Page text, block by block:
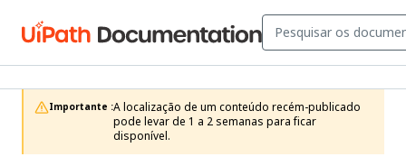
Importante :A localização de um conteúdo recém-publicado
pode levar de 1 a 2 semanas para ficar
disponível.